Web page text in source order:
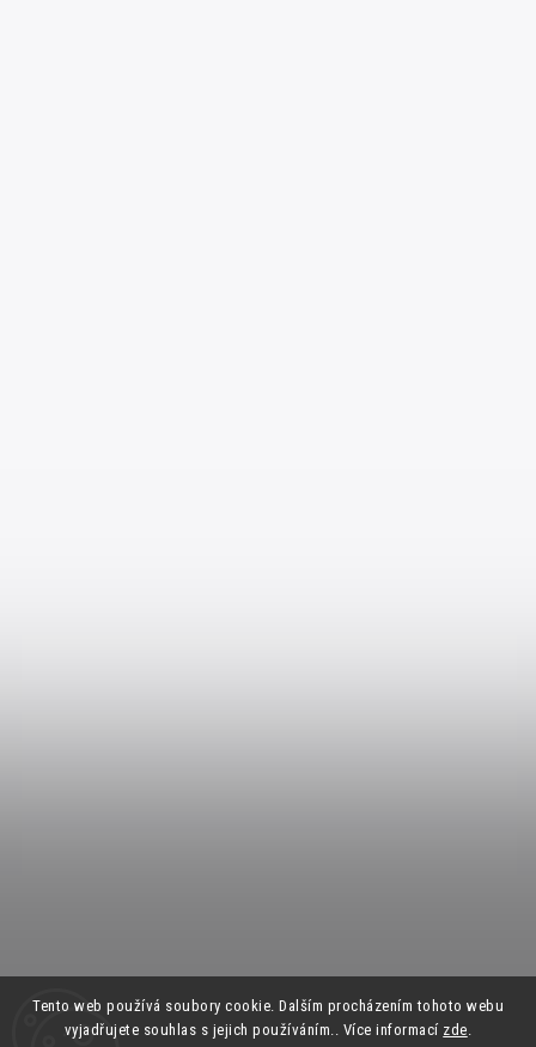
Tento web používá soubory cookie. Dalším procházením tohoto webu
vyjadřujete souhlas s jejich používáním.. Více informací zde